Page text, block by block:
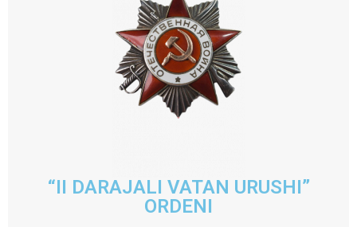
“II DARAJALI VATAN URUSHI”
ORDENI